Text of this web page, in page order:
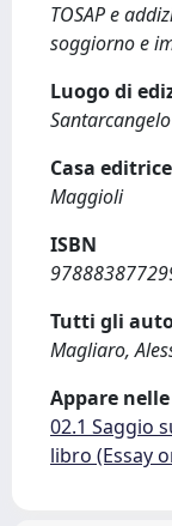
TOSAP e
soggiorno e
Luogo di
Casa
Maggioli
ISBN
Tutti gli
Magliaro,
Appare
02.1 Saggio
libro (Essay